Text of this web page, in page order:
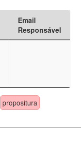
Email
Responsável
propositura